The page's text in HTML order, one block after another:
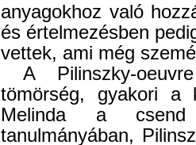
anyagokhoz való
és értelmezésben
vettek, ami még
A Pilinszky-
tömörség, gyakori a
Melinda a
tanulmányában,